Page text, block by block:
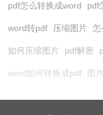
pdf怎么转换成word pdf
word转pdf 压缩图片 怎
如何压缩图片 pdf解密
word如何转换成pdf 图